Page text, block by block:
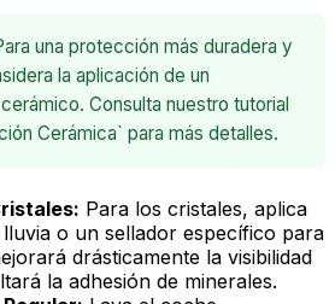
una protección más duradera y
la aplicación de un
Consulta nuestro tutorial
Cerámica` para más detalles.
Para los cristales, aplica
o un sellador específico para
drásticamente la visibilidad
la adhesión de minerales.